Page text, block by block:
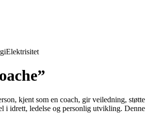
Elektrisitet
kjent som en coach, gir veiledning,
i idrett, ledelse og personlig utvikling.